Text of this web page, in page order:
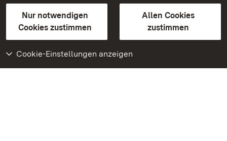
Nur notwendigen
Cookies zustimmen
Allen Cookies
zustimmen
Cookie-Einstellungen anzeigen
GebärdenspracheLeichte Sprache
Erklärung zur Barrierefreiheit
BITV-konform (geprüfte Seiten)
Weiteres